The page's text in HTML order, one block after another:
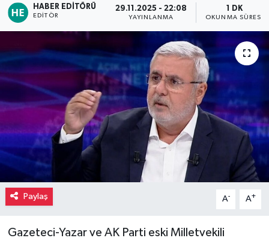
HABER EDITÖRÜ
EDITÖR
29.11.2025 - 22:08
YAYINLANMA
1 DK
OKUNMA SÜRESI
Paylaş A- A+
Gazeteci-Yazar ve AK Parti eski Milletvekili